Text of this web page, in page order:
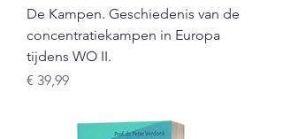
De Kampen. Geschiedenis van de
concentratiekampen in Europa
tijdens WO II.
Prijs
€ 39,99